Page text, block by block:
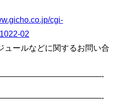
cgi-
02
ュールなどに関するお問い合